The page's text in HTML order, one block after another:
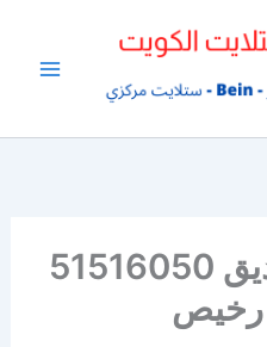
فني ستلايت الصديق 51516050
رخيص